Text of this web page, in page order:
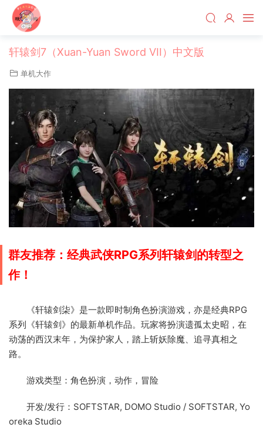
轩辕剑7（Xuan-Yuan Sword VII）中文版
单机大作
群友推荐：经典武侠RPG系列轩辕剑的转型之
作！
《轩辕剑柒》是一款即时制角色扮演游戏，亦是经典RPG
系列《轩辕剑》的最新单机作品。玩家将扮演遗孤太史昭，在
动荡的西汉末年，为保护家人，踏上斩妖除魔、追寻真相之
路。
游戏类型：角色扮演，动作，冒险
开发/发行：SOFTSTAR, DOMO Studio / SOFTSTAR, Yo
oreka Studio